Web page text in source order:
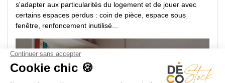
s'adapter aux particularités du logement et de jouer avec
certains espaces perdus : coin de pièce, espace sous
fenêtre, renfoncement inutilisé...